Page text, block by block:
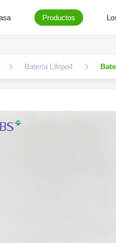
Productos
Batería Lifepo4